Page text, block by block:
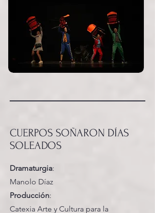
CUERPOS SOÑARON DÍAS
SOLEADOS
Dramaturgia:
Manolo Díaz
Producción:
Catexia Arte y Cultura para la